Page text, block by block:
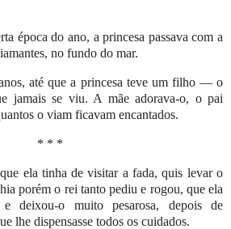
época do ano, a princesa passava com a
no fundo do mar.
até que a princesa teve um filho — o
jamais se viu. A mãe adorava-o, o pai
o viam ficavam encantados.
* * *
ela tinha de visitar a fada, quis levar o
porém o rei tanto pediu e rogou, que ela
deixou-o muito pesarosa, depois de
lhe dispensasse todos os cuidados.